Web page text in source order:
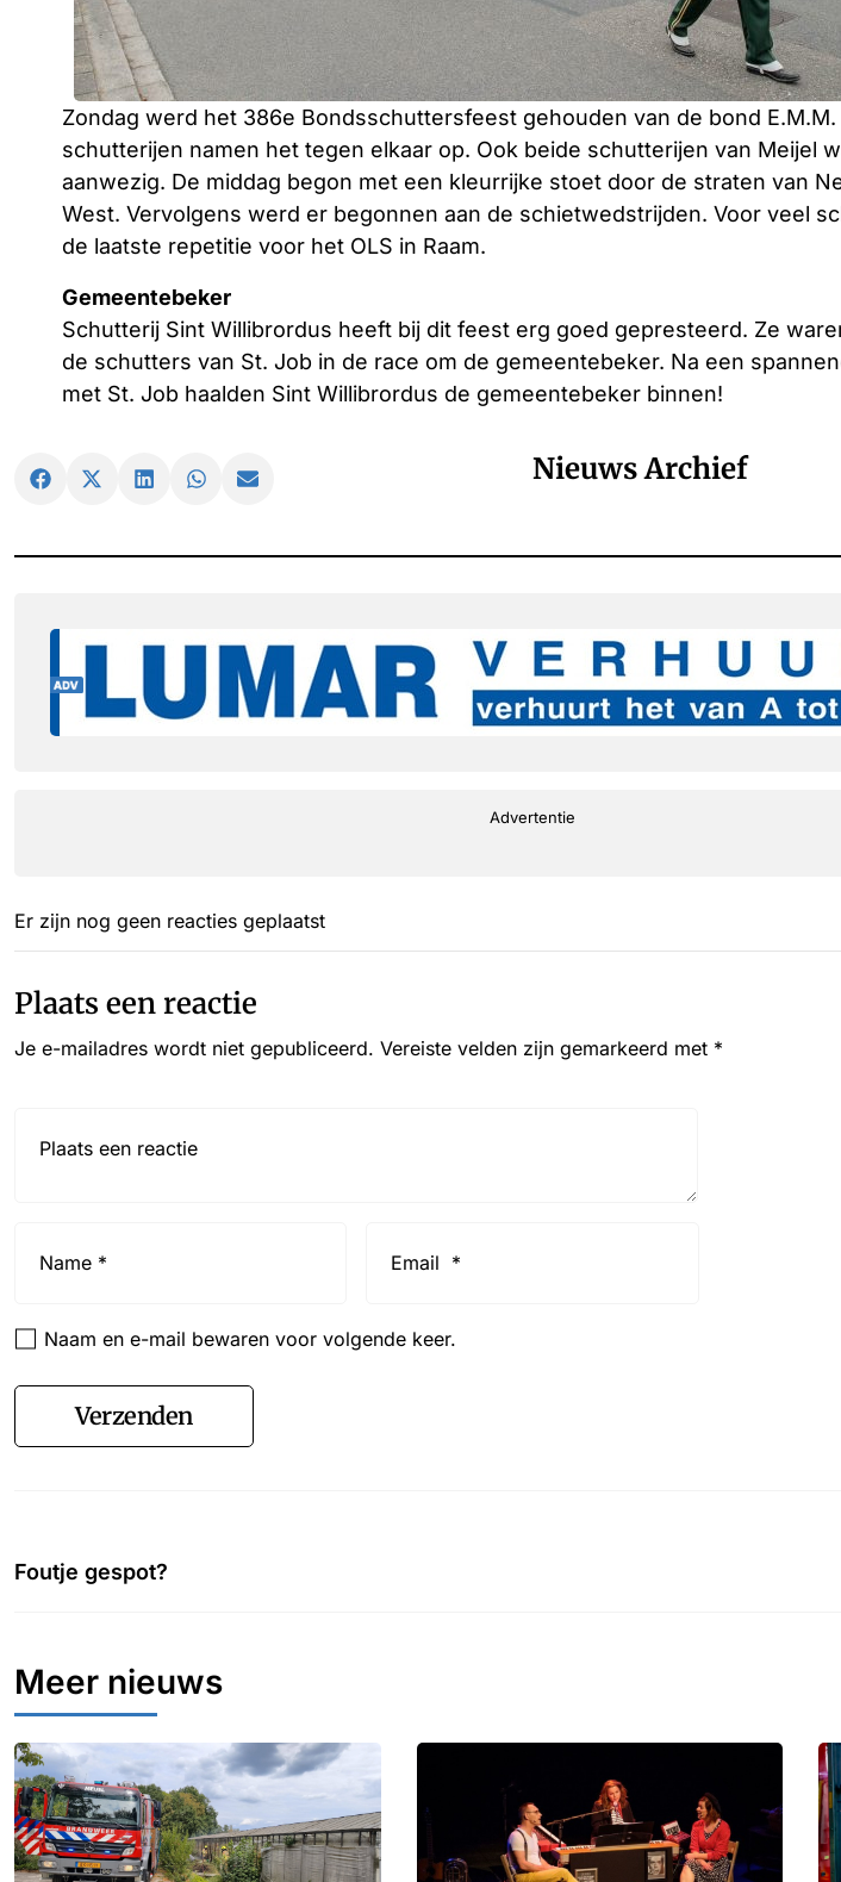
Zondag werd het 386e Bondsschuttersfeest gehouden van de bond E.M.M.
schutterijen namen het tegen elkaar op. Ook beide schutterijen van Meijel
aanwezig. De middag begon met een kleurrijke stoet door de straten van
West. Vervolgens werd er begonnen aan de schietwedstrijden. Voor veel
de laatste repetitie voor het OLS in Raam.
Gemeentebeker
Schutterij Sint Willibrordus heeft bij dit feest erg goed gepresteerd. Ze
de schutters van St. Job in de race om de gemeentebeker. Na een
met St. Job haalden Sint Willibrordus de gemeentebeker binnen!
Nieuws Archief
Advertentie
Er zijn nog geen reacties geplaatst
Plaats een reactie
Je e-mailadres wordt niet gepubliceerd. Vereiste velden zijn gemarkeerd met *
Naam en e-mail bewaren voor volgende keer.
Verzenden
Foutje gespot?
Meer nieuws